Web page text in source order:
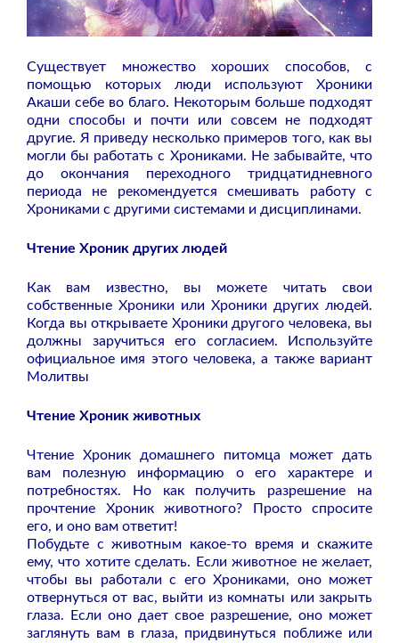
Существует множество хороших способов, с
помощью которых люди используют Хроники
Акаши себе во благо. Некоторым больше подходят
одни способы и почти или совсем не подходят
другие. Я приведу несколько примеров того, как вы
могли бы работать с Хрониками. Не забывайте, что
до окончания переходного тридцатидневного
периода не рекомендуется смешивать работу с
Хрониками с другими системами и дисциплинами.
Чтение Хроник других людей
Как вам известно, вы можете читать свои
собственные Хроники или Хроники других людей.
Когда вы открываете Хроники другого человека, вы
должны заручиться его согласием. Используйте
официальное имя этого человека, а также вариант
Молитвы
Чтение Хроник животных
Чтение Хроник домашнего питомца может дать
вам полезную информацию о его характере и
потребностях. Но как получить разрешение на
прочтение Хроник животного? Просто спросите
его, и оно вам ответит!
Побудьте с животным какое-то время и скажите
ему, что хотите сделать. Если животное не желает,
чтобы вы работали с его Хрониками, оно может
отвернуться от вас, выйти из комнаты или закрыть
глаза. Если оно дает свое разрешение, оно может
заглянуть вам в глаза, придвинуться поближе или